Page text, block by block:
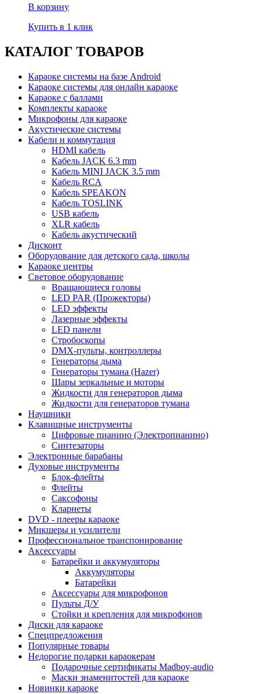
В корзину
Купить в 1 клик
КАТАЛОГ ТОВАРОВ
Караоке системы на базе Android
Караоке системы для онлайн караоке
Караоке с баллами
Комплекты караоке
Микрофоны для караоке
Акустические системы
Кабели и коммутация
HDMI кабель
Кабель JACK 6.3 mm
Кабель MINI JACK 3.5 mm
Кабель RCA
Кабель SPEAKON
Кабель TOSLINK
USB кабель
XLR кабель
Кабель акустический
Дисконт
Оборудование для детского сада, школы
Караоке центры
Световое оборудование
Вращающиеся головы
LED PAR (Прожекторы)
LED эффекты
Лазерные эффекты
LED панели
Стробоскопы
DMX-пульты, контроллеры
Генераторы дыма
Генераторы тумана (Hazer)
Шары зеркальные и моторы
Жидкости для генераторов дыма
Жидкости для генераторов тумана
Наушники
Клавишные инструменты
Цифровые пианино (Электропианино)
Синтезаторы
Электронные барабаны
Духовые инструменты
Блок-флейты
Флейты
Саксофоны
Кларнеты
DVD - плееры караоке
Микшеры и усилители
Профессиональное транспонирование
Аксессуары
Батарейки и аккумуляторы
Аккумуляторы
Батарейки
Аксессуары для микрофонов
Пульты Д/У
Стойки и крепления для микрофонов
Диски для караоке
Спецпредложения
Популярные товары
Недорогие подарки караокерам
Подарочные сертификаты Madboy-audio
Маски знаменитостей для караоке
Новинки караоке